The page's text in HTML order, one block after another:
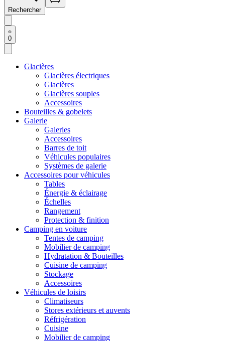
Rechercher
0
Glacières
Glacières électriques
Glacières
Glacières souples
Accessoires
Bouteilles & gobelets
Galerie
Galeries
Accessoires
Barres de toit
Véhicules populaires
Systèmes de galerie
Accessoires pour véhicules
Tables
Énergie & éclairage
Échelles
Rangement
Protection & finition
Camping en voiture
Tentes de camping
Mobilier de camping
Hydratation & Bouteilles
Cuisine de camping
Stockage
Accessoires
Véhicules de loisirs
Climatiseurs
Stores extérieurs et auvents
Réfrigération
Cuisine
Mobilier de camping